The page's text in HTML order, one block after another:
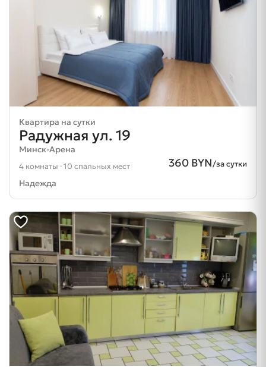
Квартира на сутки
Радужная ул. 19
Минск-Арена
360 BYN/за сутки
4 комнаты · 10 спальных мест
Надежда